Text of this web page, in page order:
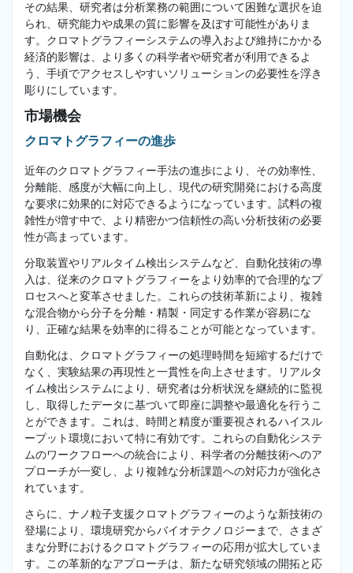
その結果、研究者は分析業務の範囲について困難な選択を迫
られ、研究能力や成果の質に影響を及ぼす可能性がありま
す。クロマトグラフィーシステムの導入および維持にかかる
経済的影響は、より多くの科学者や研究者が利用できるよ
う、手頃でアクセスしやすいソリューションの必要性を浮き
彫りにしています。
市場機会
クロマトグラフィーの進歩
近年のクロマトグラフィー手法の進歩により、その効率性、
分離能、感度が大幅に向上し、現代の研究開発における高度
な要求に効果的に対応できるようになっています。試料の複
雑性が増す中で、より精密かつ信頼性の高い分析技術の必要
性が高まっています。
分取装置やリアルタイム検出システムなど、自動化技術の導
入は、従来のクロマトグラフィーをより効率的で合理的なプ
ロセスへと変革させました。これらの技術革新により、複雑
な混合物から分子を分離・精製・同定する作業が容易にな
り、正確な結果を効率的に得ることが可能となっています。
自動化は、クロマトグラフィーの処理時間を短縮するだけで
なく、実験結果の再現性と一貫性を向上させます。リアルタ
イム検出システムにより、研究者は分析状況を継続的に監視
し、取得したデータに基づいて即座に調整や最適化を行うこ
とができます。これは、時間と精度が重要視されるハイスル
ープット環境において特に有効です。これらの自動化システ
ムのワークフローへの統合により、科学者の分離技術へのア
プローチが一変し、より複雑な分析課題への対応力が強化さ
れています。
さらに、ナノ粒子支援クロマトグラフィーのような新技術の
登場により、環境研究からバイオテクノロジーまで、さまざ
まな分野におけるクロマトグラフィーの応用が拡大していま
す。この革新的なアプローチは、新たな研究領域の開拓と応